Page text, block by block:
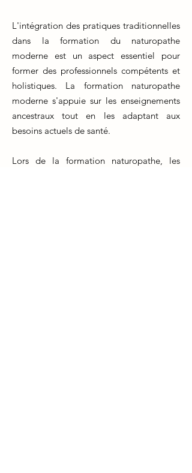
L'intégration des pratiques traditionnelles
dans la formation du naturopathe
moderne est un aspect essentiel pour
former des professionnels compétents et
holistiques. La formation naturopathe
moderne s'appuie sur les enseignements
ancestraux tout en les adaptant aux
besoins actuels de santé.
Lors de la formation naturopathe, les